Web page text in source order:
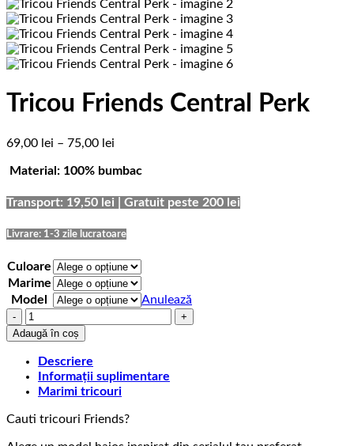
Tricou Friends Central Perk
69,00 lei – 75,00 lei
prețuri:
până
75,00 lei
Material: 100% bumbac
Transport: 19,50 lei | Gratuit peste 200 lei
Livrare: 1-3 zile lucratoare
Culoare
Marime
Model
Anulează
Cantitate
Tricou
Friends
Central
Perk
Adaugă în coș
Descriere
Informații suplimentare
Marimi tricouri
Cauti tricouri Friends?